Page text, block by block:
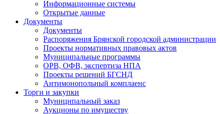
Информационные системы
Открытые данные
Документы
Документы
Распоряжения Брянской городской администрации
Проекты нормативных правовых актов
Муниципальные программы
ОРВ, ОФВ, экспертиза НПА
Проекты решений БГСНД
Антимонопольный комплаенс
Торги и закупки
Муниципальный заказ
Аукционы по имуществу